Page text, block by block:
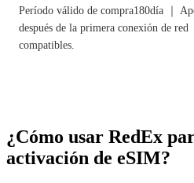
Período válido de compra180día ｜
después de la primera conexión de
compatibles.
¿Cómo usar RedEx
activación de eSIM?